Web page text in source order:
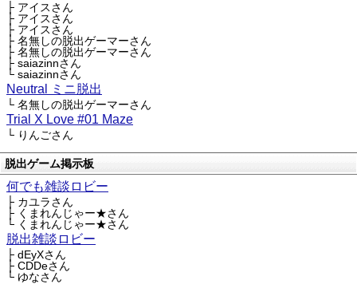
├ アイスさん
├ アイスさん
├ アイスさん
├ 名無しの脱出ゲーマーさん
├ 名無しの脱出ゲーマーさん
├ saiazinnさん
└ saiazinnさん
Neutral ミニ脱出
└ 名無しの脱出ゲーマーさん
Trial X Love #01 Maze
└ りんごさん
脱出ゲーム掲示板
何でも雑談ロビー
├ カユラさん
├ くまれんじゃー★さん
└ くまれんじゃー★さん
脱出雑談ロビー
├ dEyXさん
├ CDDeさん
└ ゆなさん